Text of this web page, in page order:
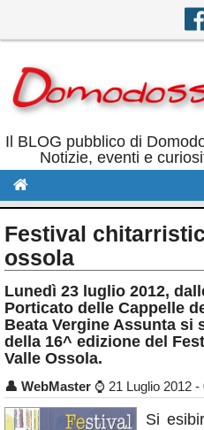
Il BLOG pubblico di
Notizie, eventi e
Politica
Sport
Eventi
Rubriche
Calendario
Annunci
Festival
ossola
Lunedì 23 luglio 2012,
Porticato delle Cappelle
Beata Vergine Assunta si
della 16^ edizione del
Valle Ossola.
👤 WebMaster ⌚ 21 Luglio 2012 -
Si